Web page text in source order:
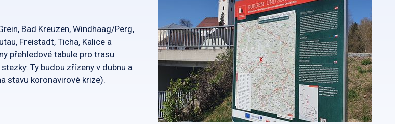
Bad Kreuzen, Windhaag/Perg,
Freistadt, Ticha, Kalice a
přehledové tabule pro trasu
Ty budou zřízeny v dubnu a
stavu koronavirové krize).